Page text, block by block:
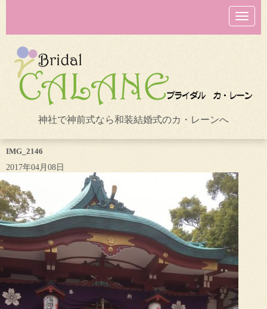
N
a
v
o
n
神社で神前式なら和装結婚式のカ・レーンへ
IMG_2146
2017年04月08日